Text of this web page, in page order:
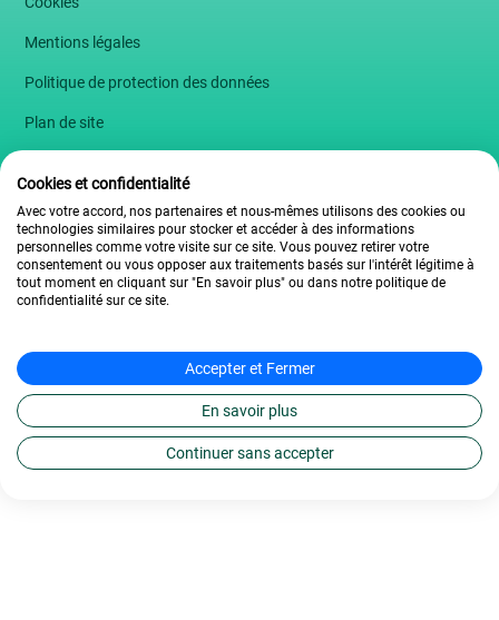
Mentions légales
Politique de protection des données
Plan de site
2009 – 2026 L’École Française
Cookies et confidentialité
Avec votre accord, nos partenaires et nous-mêmes utilisons des cookies ou
technologies similaires pour stocker et accéder à des informations
personnelles comme votre visite sur ce site. Vous pouvez retirer votre
consentement ou vous opposer aux traitements basés sur l'intérêt légitime à
tout moment en cliquant sur "En savoir plus" ou dans notre politique de
confidentialité sur ce site.
Accepter et Fermer
En savoir plus
Continuer sans accepter